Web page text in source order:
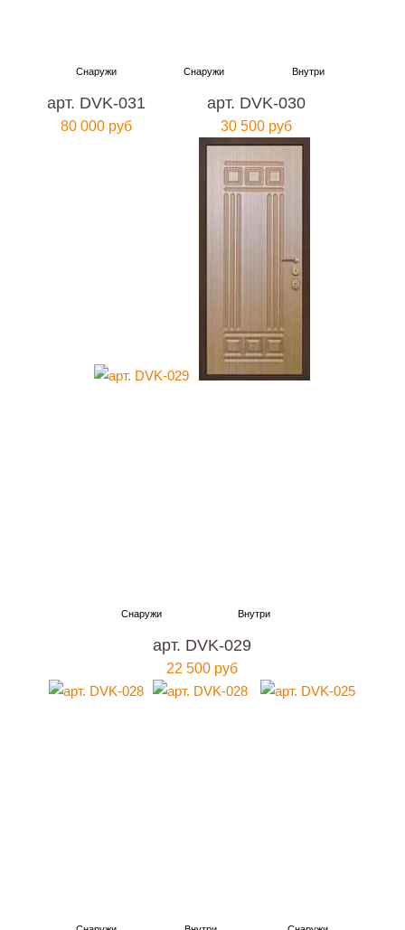
арт. DVK-031
80 000 руб
арт. DVK-030
30 500 руб
арт. DVK-029
22 500 руб